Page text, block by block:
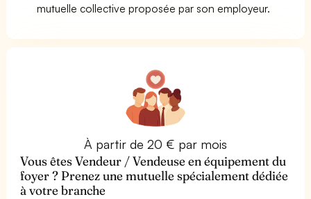
mutuelle collective proposée par son employeur.
À partir de 20 € par mois
Vous êtes Vendeur / Vendeuse en équipement du
foyer ? Prenez une mutuelle spécialement dédiée
à votre branche